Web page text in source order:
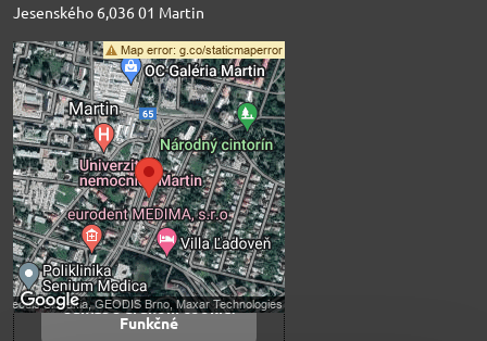
Jesenského 6,036 01 Martin
Externý obsah je
blokovaný Voľbami
súkromia
Prajete si načítať externý obsah?
Povoliť tentokrát
Povoliť a zapamätať -
súhlas s druhom cookie:
Funkčné